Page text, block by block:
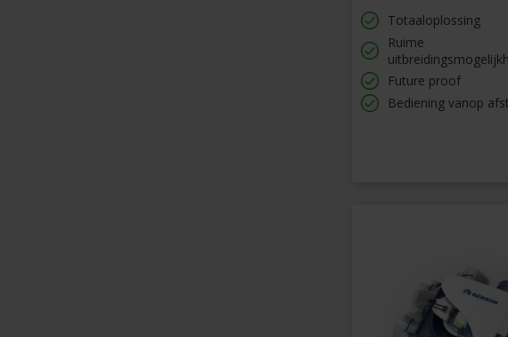
Totaaloplossing
Ruime
Future proof
Bediening vanop